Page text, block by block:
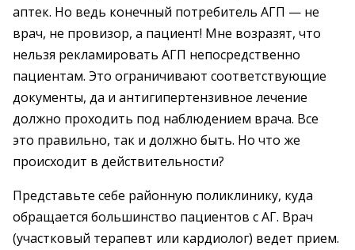
аптек. Но ведь конечный потребитель АГП — не
врач, не провизор, а пациент! Мне возразят, что
нельзя рекламировать АГП непосредственно
пациентам. Это ограничивают соответствующие
документы, да и антигипертензивное лечение
должно проходить под наблюдением врача. Все
это правильно, так и должно быть. Но что же
происходит в действительности?
Представьте себе районную поликлинику, куда
обращается большинство пациентов с АГ. Врач
(участковый терапевт или кардиолог) ведет прием.